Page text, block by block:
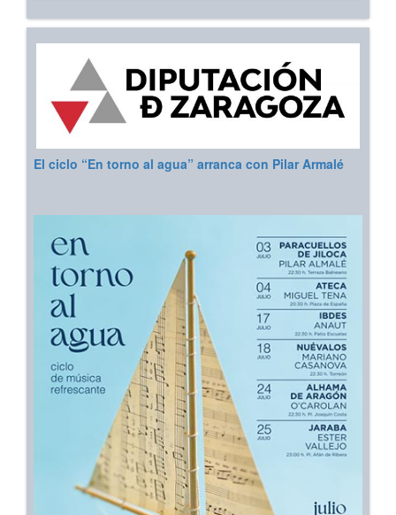
El ciclo “En torno al agua” arranca con Pilar Armalé